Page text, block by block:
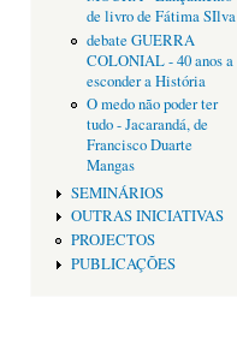
de livro de Fátima SIlva
debate GUERRA
COLONIAL - 40 anos a
esconder a História
O medo não poder ter
tudo - Jacarandá, de
Francisco Duarte
Mangas
SEMINÁRIOS
OUTRAS INICIATIVAS
PROJECTOS
PUBLICAÇÕES